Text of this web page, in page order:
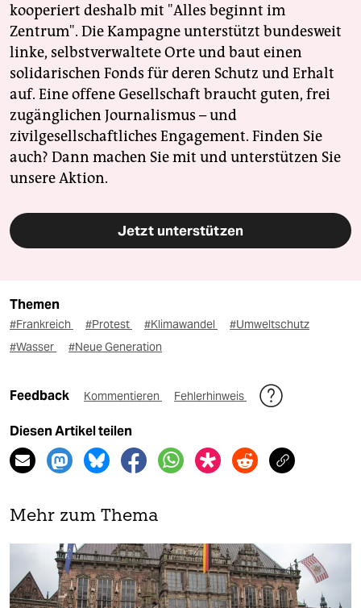
kooperiert deshalb mit "Alles beginnt im
Zentrum". Die Kampagne unterstützt bundesweit
linke, selbstverwaltete Orte und baut einen
solidarischen Fonds für deren Schutz und Erhalt
auf. Eine offene Gesellschaft braucht guten, frei
zugänglichen Journalismus – und
zivilgesellschaftliches Engagement. Finden Sie
auch? Dann machen Sie mit und unterstützen Sie
unsere Aktion.
Jetzt unterstützen
Themen
#Frankreich #Protest #Klimawandel
#Umweltschutz
#Wasser
#Neue Generation
Feedback Kommentieren Fehlerhinweis
Diesen Artikel teilen
Mehr zum Thema